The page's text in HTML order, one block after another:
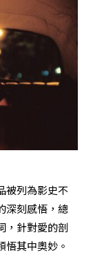
被列為影史不
深刻感悟，總
，針對愛的剖
悟其中奧妙。